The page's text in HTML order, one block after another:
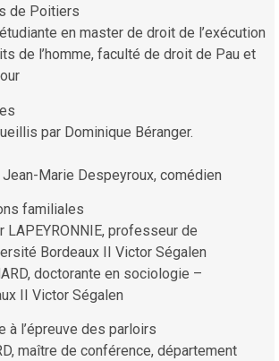
de Poitiers
en master de droit de l’exécution
de l’homme, faculté de droit de Pau et
par Dominique Béranger.
Marie Despeyroux, comédien
familiales
professeur de
Bordeaux II Victor Ségalen
doctorante en sociologie –
II Victor Ségalen
à l’épreuve des parloirs
maître de conférence, département